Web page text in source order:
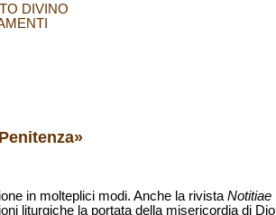
DIVINO
in molteplici modi. Anche la rivista Notitiae
liturgiche la portata della misericordia di Dio